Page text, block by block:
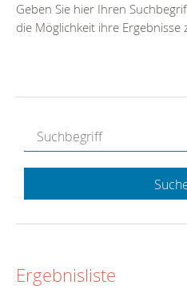
Geben Sie hier Ihren
die Möglichkeit ihre Ergebnisse
Ergebnisliste